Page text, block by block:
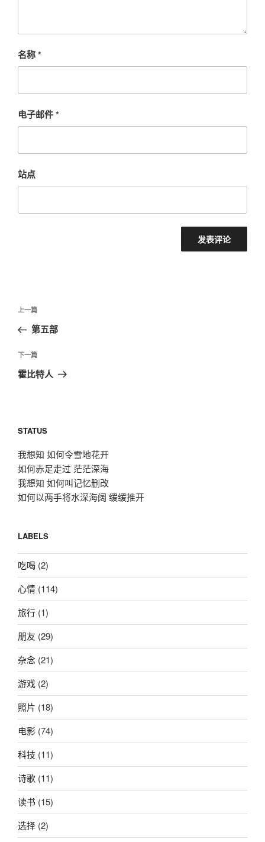
名称*
电子邮件*
站点
文
导
航
上
一
文
章
上一篇
第五部
下
一
下一篇
霍比特人
STATUS
我想知 如何令雪地花开
如何赤足走过 茫茫深海
我想知 如何叫记忆删改
如何以两手将水深海阔 缓缓推开
LABELS
吃喝 (2)
心情 (114)
旅行 (1)
朋友 (29)
杂念 (21)
游戏 (2)
照片 (18)
电影 (74)
科技 (11)
诗歌 (11)
读书 (15)
选择 (2)